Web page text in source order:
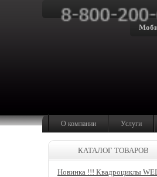
О компании Услуги
КАТАЛОГ ТОВАРОВ
Новинка !!! Квадроциклы